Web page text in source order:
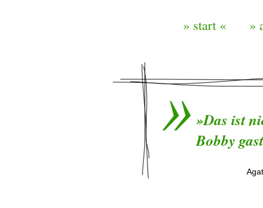
» start « »
»Das ist
Bobby